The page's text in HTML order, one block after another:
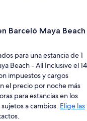
Barceló Maya Beach
para una estancia de 1
Beach - All Inclusive el 14
impuestos y cargos
el precio por noche más
para estancias en los
a cambios. Elige las